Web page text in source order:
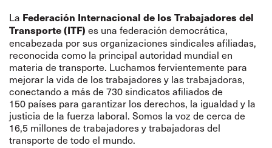
La Federación Internacional de los Trabajadores del
Transporte (ITF) es una federación democrática,
encabezada por sus organizaciones sindicales afiliadas,
reconocida como la principal autoridad mundial en
materia de transporte. Luchamos fervientemente para
mejorar la vida de los trabajadores y las trabajadoras,
conectando a más de 730 sindicatos afiliados de
150 países para garantizar los derechos, la igualdad y la
justicia de la fuerza laboral. Somos la voz de cerca de
16,5 millones de trabajadores y trabajadoras del
transporte de todo el mundo.